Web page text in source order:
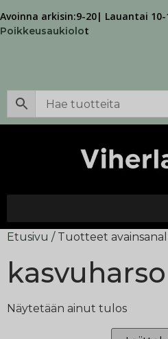
Avoinna arkisin:9-20| Lauantai
Poikkeusaukiolot
Etusivu / Tuotteet
kasvuharso
Näytetään ainut tulos